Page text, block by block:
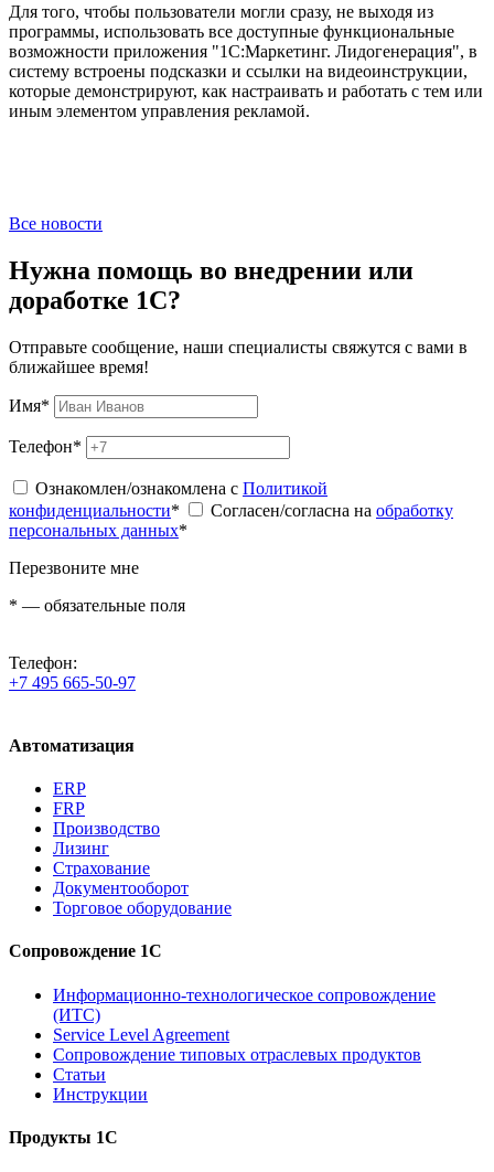
Для того, чтобы пользователи могли сразу, не выходя из
программы, использовать все доступные функциональные
возможности приложения "1С:Маркетинг. Лидогенерация", в
систему встроены подсказки и ссылки на видеоинструкции,
которые демонстрируют, как настраивать и работать с тем или
иным элементом управления рекламой.
Все новости
Нужна помощь во внедрении или
доработке 1С?
Отправьте сообщение, наши специалисты свяжутся с вами в
ближайшее время!
Имя*
Телефон*
Ознакомлен/ознакомлена с Политикой
конфиденциальности* Согласен/согласна на обработку
персональных данных*
Перезвоните мне
* — обязательные поля
Телефон:
+7 495 665-50-97
Автоматизация
ERP
FRP
Производство
Лизинг
Страхование
Документооборот
Торговое оборудование
Сопровождение 1С
Информационно-технологическое сопровождение
(ИТС)
Service Level Agreement
Сопровождение типовых отраслевых продуктов
Статьи
Инструкции
Продукты 1С